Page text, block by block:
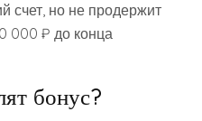
счет, но не продержит
000 ₽ до конца
бонус?